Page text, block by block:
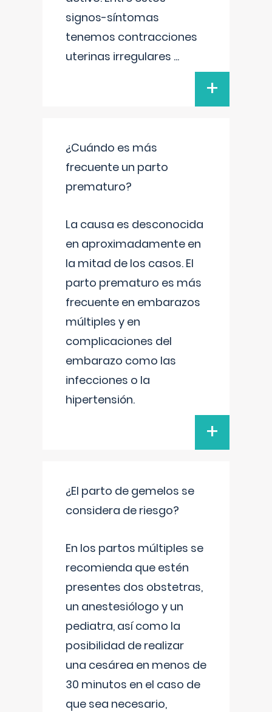
signos-síntomas
tenemos contracciones
uterinas irregulares ...
+
¿Cuándo es más
frecuente un parto
prematuro?
La causa es desconocida
en aproximadamente en
la mitad de los casos. El
parto prematuro es más
frecuente en embarazos
múltiples y en
complicaciones del
embarazo como las
infecciones o la
hipertensión.
+
¿El parto de gemelos se
considera de riesgo?
En los partos múltiples se
recomienda que estén
presentes dos obstetras,
un anestesiólogo y un
pediatra, así como la
posibilidad de realizar
una cesárea en menos de
30 minutos en el caso de
que sea necesario,